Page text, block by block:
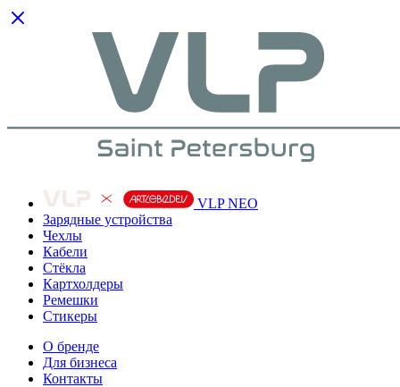
VLP NEO
Зарядные устройства
Чехлы
Кабели
Cтёкла
Картхолдеры
Ремешки
Стикеры
О бренде
Для бизнеса
Контакты